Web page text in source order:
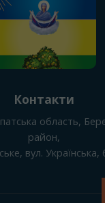
Контакти
область,
район,
, вул. Українська,